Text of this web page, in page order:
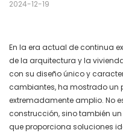
2024-12-19
En la era actual de continua
de la arquitectura y la
con su diseño único y
cambiantes, ha mostrado un
extremadamente amplio. No
construcción, sino también
que proporciona soluciones